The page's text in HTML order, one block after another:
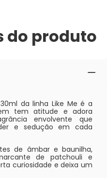
do produto
da linha Like Me é a
tem atitude e adora
envolvente que
e sedução em cada
de âmbar e baunilha,
de patchouli e
curiosidade e deixa um